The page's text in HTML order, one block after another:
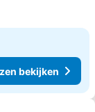
bekijken